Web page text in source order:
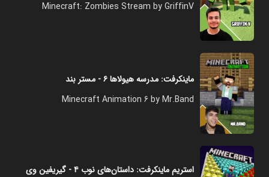
Minecraft: Zombies Stream by GriffinV
ماینکرفت: مدرسه هیولاها ۶ - مستر بند
Minecraft Animation 6 by Mr.Band
استریم ماینکرفت: داستان‌های نوب ۴ - گیریفین وی